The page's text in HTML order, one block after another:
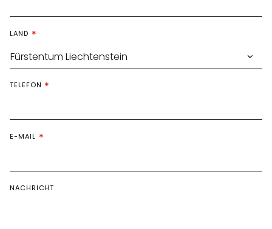
LAND
TELEFON
E-MAIL
NACHRICHT